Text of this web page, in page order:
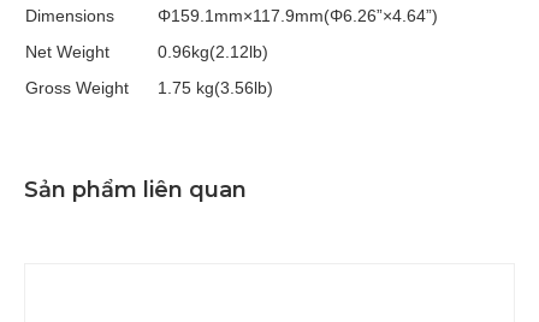
Dimensions
Φ159.1mm×117.9mm(Φ6.26”×4.64”)
Net Weight
0.96kg(2.12lb)
Gross Weight
1.75 kg(3.56lb)
Sản phẩm liên quan